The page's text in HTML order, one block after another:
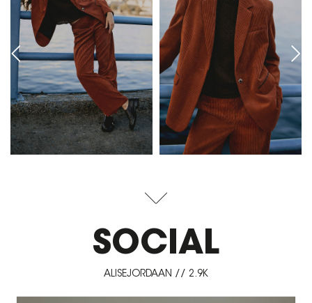
SOCIAL
ALISEJORDAAN // 2.9K